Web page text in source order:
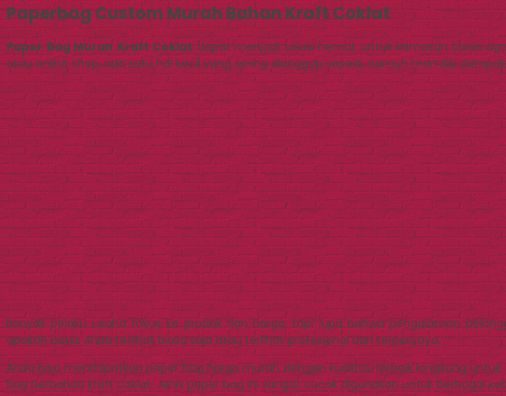
Paperbag Custom Murah Bahan Kraft Coklat
Paper Bag Murah Kraft Coklatdapat menjadi solusi hemat untuk kemasan bisnis
atau online shop, ada satu hal kecil yang sering dianggap sepele, namun memiliki
Banyak pelaku usaha fokus ke produk dan harga, tapi lupa bahwa pengalaman
apakah bisnis Anda terlihat biasa saja atau terlihat profesional dan terpercaya.
Anda bisa mendapatkan paper bag harga murah dengan kualitas terbaik langsung
bag berbahan kraft coklat. Jenis paper bag ini sangat cocok digunakan untuk berbagai